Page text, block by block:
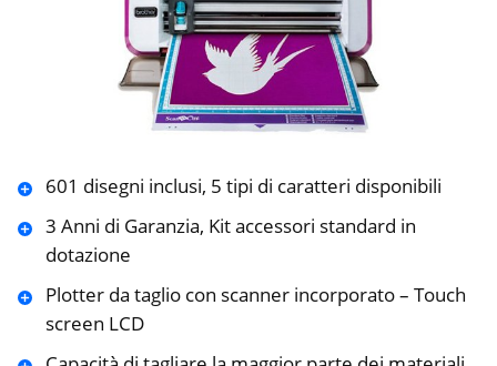
601 disegni inclusi, 5 tipi di caratteri disponibili
3 Anni di Garanzia, Kit accessori standard in
dotazione
Plotter da taglio con scanner incorporato – Touch
screen LCD